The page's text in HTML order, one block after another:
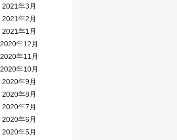
2021年3月
2021年2月
2021年1月
2020年12月
2020年11月
2020年10月
2020年9月
2020年8月
2020年7月
2020年6月
2020年5月